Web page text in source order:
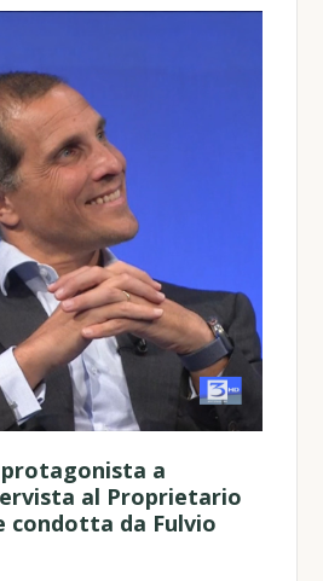
a
al Proprietario
condotta da Fulvio